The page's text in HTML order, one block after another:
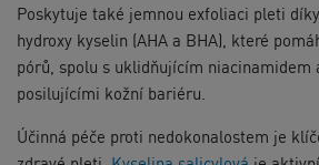
Poskytuje také jemnou exfoliaci pleti
hydroxy kyselin (AHA a BHA), které
pórů, spolu s uklidňujícím niacinamidem
posilujícími kožní bariéru.
Účinná péče proti nedokonalostem je